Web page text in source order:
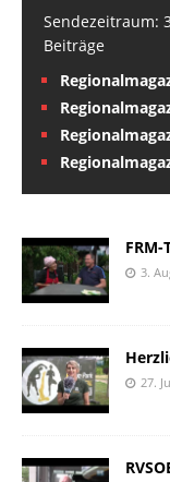
Sendezeitraum:
Beiträge
3.
27.